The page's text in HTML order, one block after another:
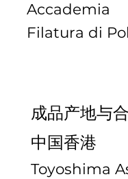
Accademia
Filatura di
成品产地与
中国香港
Toyoshima